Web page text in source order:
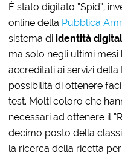
È stato digitato “Spid”,
online della Pubblica
sistema di identità
ma solo negli ultimi mesi
accreditati ai servizi della
possibilità di ottenere
test. Molti coloro che
necessari ad ottenere il
decimo posto della
la ricerca della ricetta per